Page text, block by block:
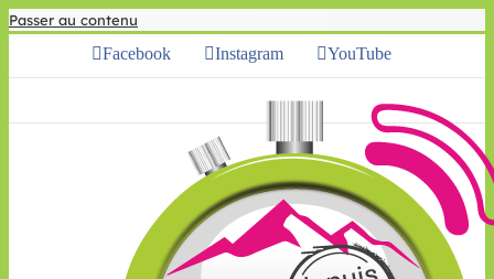
Passer au contenu
Facebook Instagram YouTube